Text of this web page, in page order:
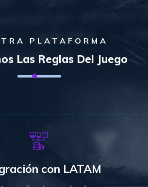
PLATAFORMA
Las Reglas Del Juego
con LATAM
Integración
con Tarjetas Débito y
Digitales o cualquier medio de
integrados con varios